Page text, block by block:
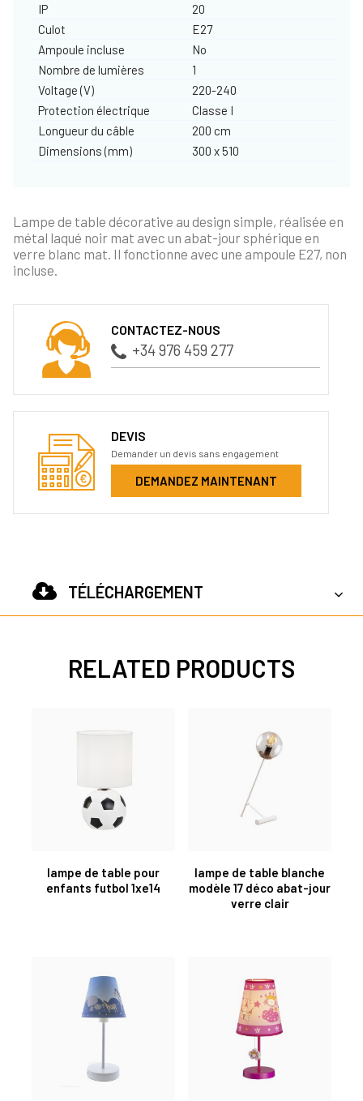
IP
20
Culot
E27
Ampoule incluse
No
Nombre de lumières
1
Voltage (V)
220-240
Protection électrique
Classe I
Longueur du câble
200 cm
Dimensions (mm)
300 x 510
Lampe de table décorative au design simple, réalisée en
métal laqué noir mat avec un abat-jour sphérique en
verre blanc mat. Il fonctionne avec une ampoule E27, non
incluse.
CONTACTEZ-NOUS
+34 976 459 277
DEVIS
Demander un devis sans engagement
DEMANDEZ MAINTENANT
TÉLÉCHARGEMENT
RELATED PRODUCTS
lampe de table pour
enfants futbol 1xe14
lampe de table blanche
modèle 17 déco abat-jour
verre clair